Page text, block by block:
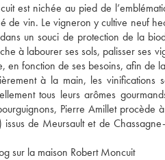
est nichée au pied de
de vin. Le vigneron y cultive neuf
un souci de protection de la
à labourer ses sols, palisser ses
en fonction de ses besoins, afin de
à la main, les vinifications
tous leurs arômes
Pierre Amillet
de Meursault et de
Lire l'article du blog sur la maison Robert Moncuit